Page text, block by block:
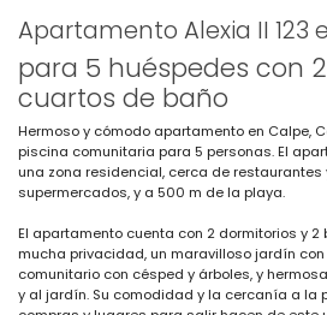
Apartamento Alexia II 123
para 5 huéspedes con
cuartos de baño
Hermoso y cómodo apartamento en Calpe,
piscina comunitaria para 5 personas. El
una zona residencial, cerca de restaurantes
supermercados, y a 500 m de la playa.
El apartamento cuenta con 2 dormitorios y 2
mucha privacidad, un maravilloso jardín
comunitario con césped y árboles, y
y al jardín. Su comodidad y la cercanía a la